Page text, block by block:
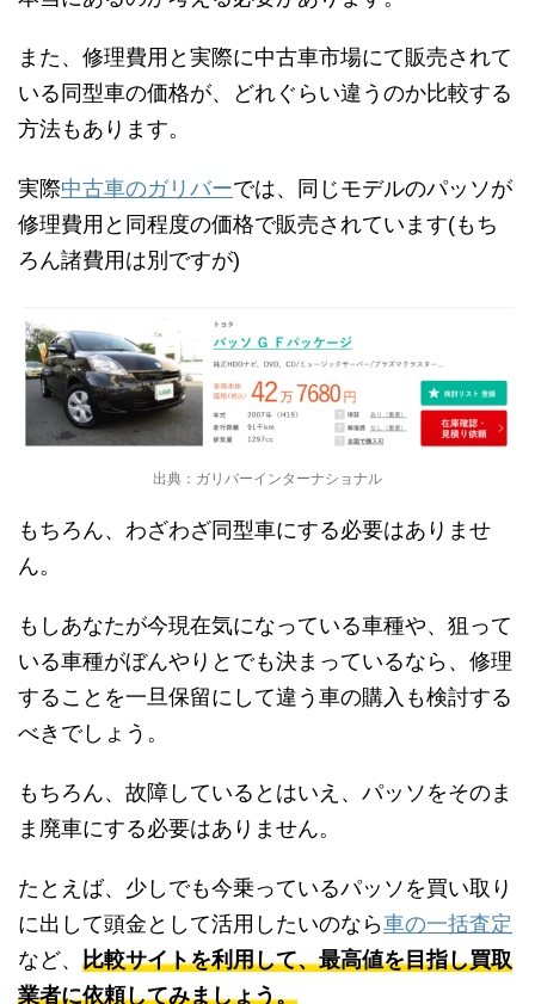
また、修理費用と実際に中古車市場にて販売されて
いる同型車の価格が、どれぐらい違うのか比較する
方法もあります。
実際中古車のガリバーでは、同じモデルのパッソが
修理費用と同程度の価格で販売されています(もち
ろん諸費用は別ですが)
出典：ガリバーインターナショナル
もちろん、わざわざ同型車にする必要はありませ
ん。
もしあなたが今現在気になっている車種や、狙って
いる車種がぼんやりとでも決まっているなら、修理
することを一旦保留にして違う車の購入も検討する
べきでしょう。
もちろん、故障しているとはいえ、パッソをそのま
ま廃車にする必要はありません。
たとえば、少しでも今乗っているパッソを買い取り
に出して頭金として活用したいのなら車の一括査定
など、 比較サイトを利用して、最高値を目指し買取
業者に依頼してみましょう。